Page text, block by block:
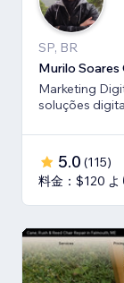
SP, BR
Murilo
Marketing
soluções
5.0 (115)
料金：$120 よ